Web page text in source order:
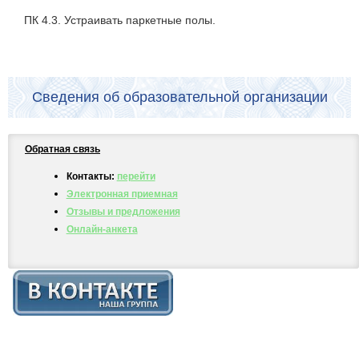
ПК 4.3. Устраивать паркетные полы.
Сведения об образовательной организации
Обратная связь
Контакты: перейти
Электронная приемная
Отзывы и предложения
Онлайн-анкета